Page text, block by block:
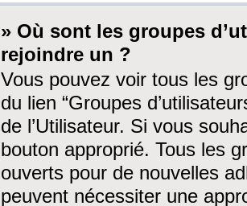
» Où sont les groupes
rejoindre un ?
Vous pouvez voir tous les
du lien “Groupes
de l’Utilisateur. Si vous
bouton approprié. Tous les
ouverts pour de nouvelles
peuvent nécessiter une